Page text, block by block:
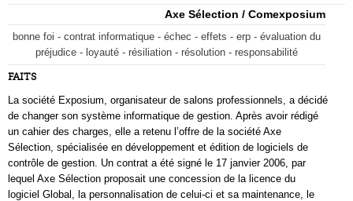
Axe Sélection / Comexposium
bonne foi - contrat informatique - échec - effets - erp - évaluation du
préjudice - loyauté - résiliation - résolution - responsabilité
FAITS
La société Exposium, organisateur de salons professionnels, a décidé
de changer son système informatique de gestion. Après avoir rédigé
un cahier des charges, elle a retenu l’offre de la société Axe
Sélection, spécialisée en développement et édition de logiciels de
contrôle de gestion. Un contrat a été signé le 17 janvier 2006, par
lequel Axe Sélection proposait une concession de la licence du
logiciel Global, la personnalisation de celui-ci et sa maintenance, le